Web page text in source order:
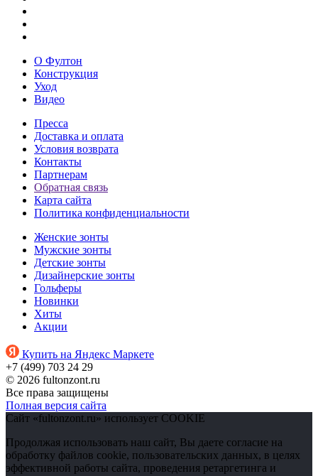
О Фултон
Конструкция
Уход
Видео
Пресса
Доставка и оплата
Условия возврата
Контакты
Партнерам
Обратная связь
Карта сайта
Политика конфиденциальности
Женские зонты
Мужские зонты
Детские зонты
Дизайнерские зонты
Гольферы
Новинки
Хиты
Акции
Купить на Яндекс Маркете
+7 (499) 703 24 29
© 2026 fultonzont.ru
Все права защищены
Полная версия сайта
Сайт «fultonzont.ru» использует COOKIE
Продолжая использовать наш сайт, Вы даете согласие на
обработку файлов cookie, пользовательских данных, в целях
эффективной работы сайта, проведения ретаргетинга и